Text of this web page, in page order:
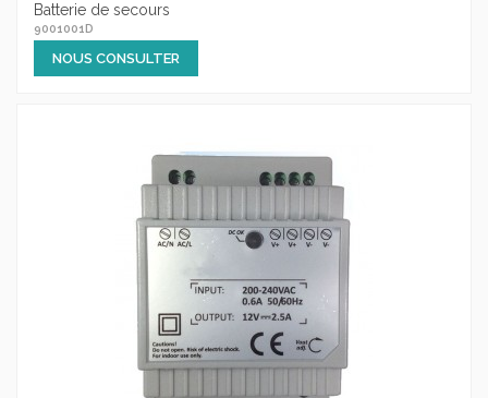
Batterie de secours
9001001D
NOUS CONSULTER